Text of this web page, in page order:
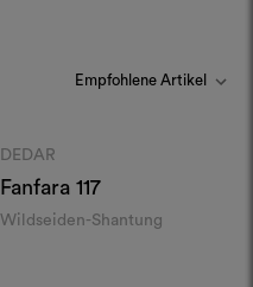
DEDAR
Fanfara 117
Wildseiden-Shantung